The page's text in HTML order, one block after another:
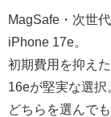
MagSafe・次世
iPhone 17e。
初期費用を抑え
16eが堅実な選択
どちらを選んで